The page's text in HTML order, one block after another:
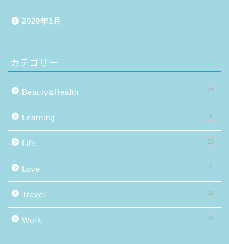
2020年1月
カテゴリー
Beauty&Health 27
Learning 3
Life 23
Love 6
Travel 23
Work 16